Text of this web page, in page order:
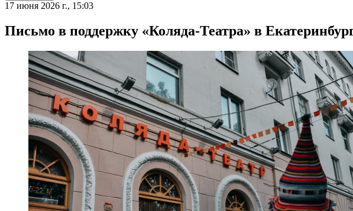
17 июня 2026 г., 15:03
Письмо в поддержку «Коляда-Театра» в